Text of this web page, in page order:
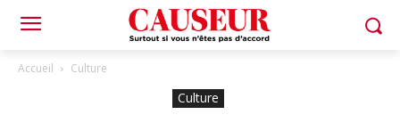
Accueil Culture
Culture